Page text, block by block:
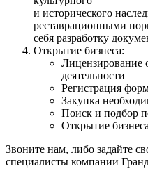
и исторического
реставрационными
себя разработку
Открытие бизнеса:
Лицензирование
деятельности
Регистрация
Закупка
Поиск и подбор
Открытие бизнеса
Звоните нам, либо задайте
специалисты компании